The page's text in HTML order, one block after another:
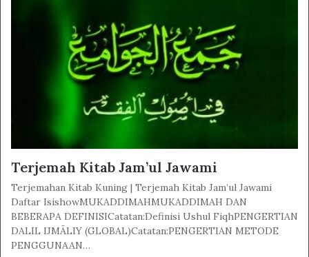
Terjemah Kitab Jam’ul Jawami
Terjemahan Kitab Kuning | Terjemah Kitab Jam’ul Jawami
Daftar IsishowMUKADDIMAHMUKADDIMAH DAN
BEBERAPA DEFINISICatatan:Definisi Ushul FiqhPENGERTIAN
DALIL IJMĀLIY (GLOBAL)Catatan:PENGERTIAN METODE
PENGGUNAAN…